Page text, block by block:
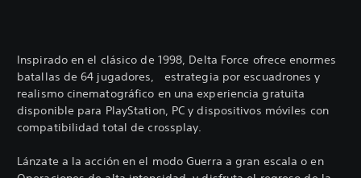
Inspirado en el clásico de 1998, Delta Force ofrece enormes
batallas de 64 jugadores, estrategia por escuadrones y
realismo cinematográfico en una experiencia gratuita
disponible para PlayStation, PC y dispositivos móviles con
compatibilidad total de crossplay.
Lánzate a la acción en el modo Guerra a gran escala o en